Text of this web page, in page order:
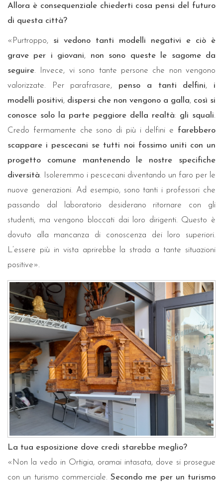
Allora è consequenziale chiederti cosa pensi del futuro
di questa città?
«Purtroppo, si vedono tanti modelli negativi e ciò è
grave per i giovani, non sono queste le sagome da
seguire. Invece, vi sono tante persone che non vengono
valorizzate. Per parafrasare, penso a tanti delfini, i
modelli positivi, dispersi che non vengono a galla, così si
conosce solo la parte peggiore della realtà: gli squali.
Credo fermamente che sono di più i delfini e farebbero
scappare i pescecani se tutti noi fossimo uniti con un
progetto comune mantenendo le nostre specifiche
diversità. Isoleremmo i pescecani diventando un faro per le
nuove generazioni. Ad esempio, sono tanti i professori che
passando dal laboratorio desiderano ritornare con gli
studenti, ma vengono bloccati dai loro dirigenti. Questo è
dovuto alla mancanza di conoscenza dei loro superiori.
L’essere più in vista aprirebbe la strada a tante situazioni
positive».
La tua esposizione dove credi starebbe meglio?
«Non la vedo in Ortigia, oramai intasata, dove si prosegue
con un turismo commerciale. Secondo me per un turismo